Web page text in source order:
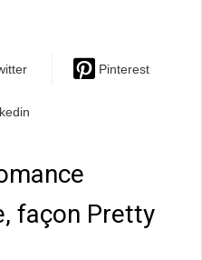
Pinterest
façon Pretty